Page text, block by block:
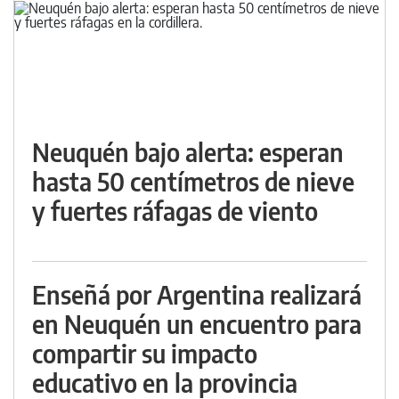
Neuquén bajo alerta: esperan
hasta 50 centímetros de nieve
y fuertes ráfagas de viento
Enseñá por Argentina realizará
en Neuquén un encuentro para
compartir su impacto
educativo en la provincia